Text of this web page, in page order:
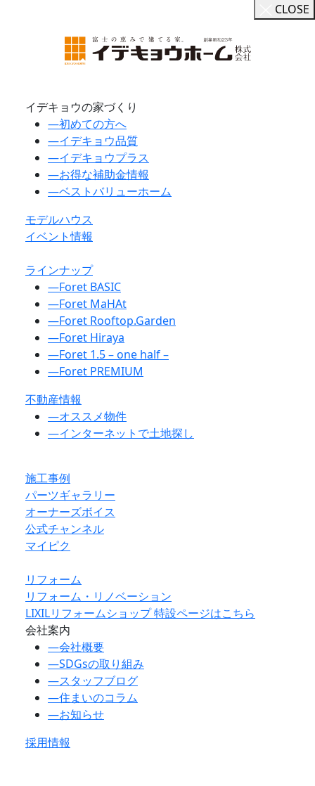
CLOSE
イデキョウの家づくり
―初めての方へ
―イデキョウ品質
―イデキョウプラス
―お得な補助金情報
―ベストバリューホーム
モデルハウス
イベント情報
ラインナップ
―Foret BASIC
―Foret MaHAt
―Foret Rooftop.Garden
―Foret Hiraya
―Foret 1.5 – one half –
―Foret PREMIUM
不動産情報
―オススメ物件
―インターネットで土地探し
施工事例
パーツギャラリー
オーナーズボイス
公式チャンネル
マイピク
リフォーム
リフォーム・リノベーション
LIXILリフォームショップ 特設ページはこちら
会社案内
―会社概要
―SDGsの取り組み
―スタッフブログ
―住まいのコラム
―お知らせ
採用情報